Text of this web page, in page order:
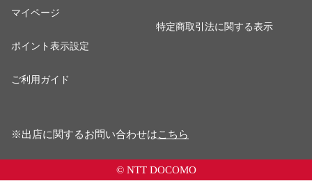
マイページ
ポイント表示設定
ご利用ガイド
特定商取引法に関する表示
※出店に関するお問い合わせはこちら
© NTT DOCOMO